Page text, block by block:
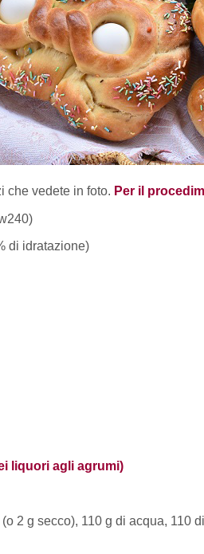
che vedete in foto. Per il
di idratazione)
liquori agli agrumi)
2 g secco), 110 g di acqua, 110